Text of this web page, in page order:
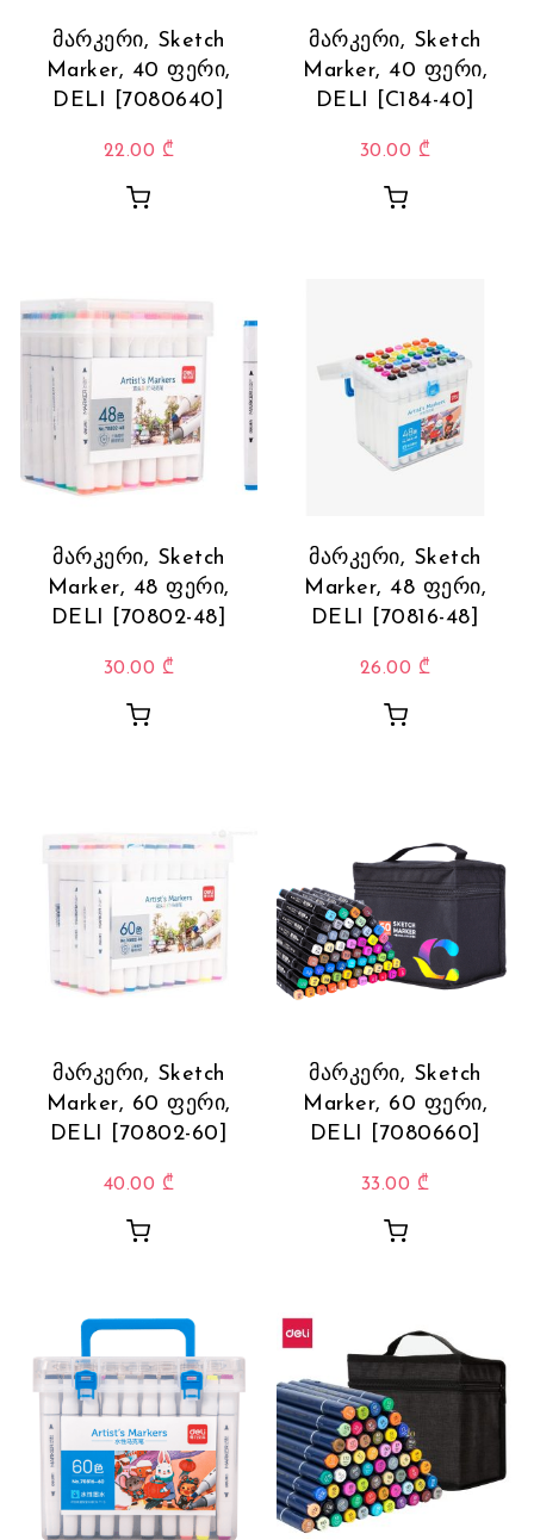
მარკერი, Sketch
Marker, 40 ფერი,
DELI [7080640]
22.00 ₾
მარკერი, Sketch
Marker, 40 ფერი,
DELI [C184-40]
30.00 ₾
მარკერი, Sketch
Marker, 48 ფერი,
DELI [70802-48]
30.00 ₾
მარკერი, Sketch
Marker, 48 ფერი,
DELI [70816-48]
26.00 ₾
მარკერი, Sketch
Marker, 60 ფერი,
DELI [70802-60]
40.00 ₾
მარკერი, Sketch
Marker, 60 ფერი,
DELI [7080660]
33.00 ₾